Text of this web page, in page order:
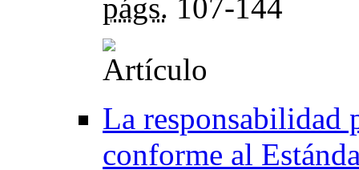
págs. 107-144
La responsabilidad
conforme al